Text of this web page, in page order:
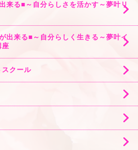
来る■～自分らしさを活かす～夢叶リ
出来る■～自分らしく生きる～夢叶イ
座
スクール